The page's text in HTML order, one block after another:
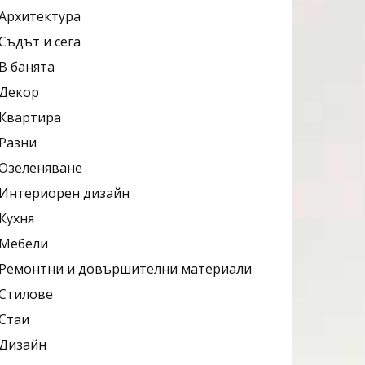
и сега
банята
дизайн
и довършителни материали